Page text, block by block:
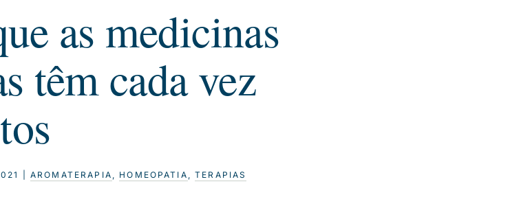
as medicinas
têm cada vez
AROMATERAPIA , HOMEOPATIA ,TERAPIAS